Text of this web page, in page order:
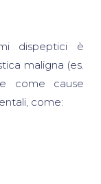
dispeptici è
maligna (es.
come cause
come: